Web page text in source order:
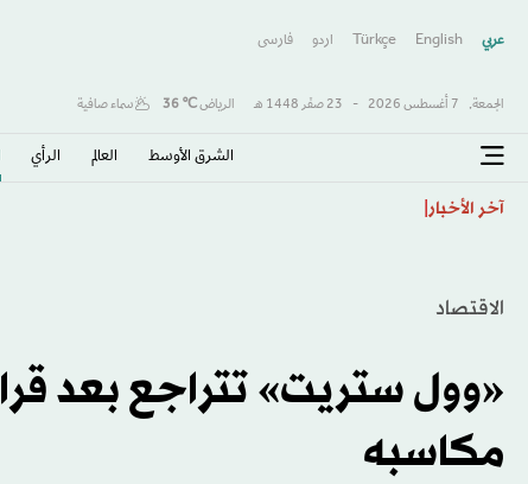
عربي English
Türkçe اردو فارسى
الجمعة, 7 أغسطس 2026 - 23 صفَر 1448 هـ الرياض℃
36 سماء صافية
الشرق الأوسط​ العالم الرأي
آخر الأخبار
الاقتصاد
«وول ستريت» تتراجع بعد
مكاسبه